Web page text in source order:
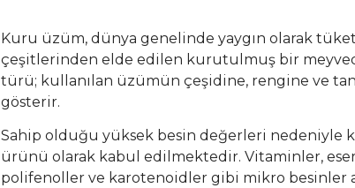
Kuru üzüm, dünya genelinde yaygın olarak
çeşitlerinden elde edilen kurutulmuş bir
türü; kullanılan üzümün çeşidine, rengine ve
gösterir.
Sahip olduğu yüksek besin değerleri nedeniyle
ürünü olarak kabul edilmektedir. Vitaminler,
polifenoller ve karotenoidler gibi mikro besinler